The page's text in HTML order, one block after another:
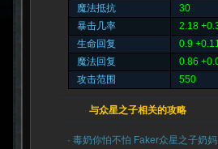
魔法抵抗
30
暴击几率
2.18
生命回复
0.9
魔法回复
0.86
攻击范围
550
与众星之子相关的攻略
· 毒奶你怕不怕 Faker众星之子奶妈